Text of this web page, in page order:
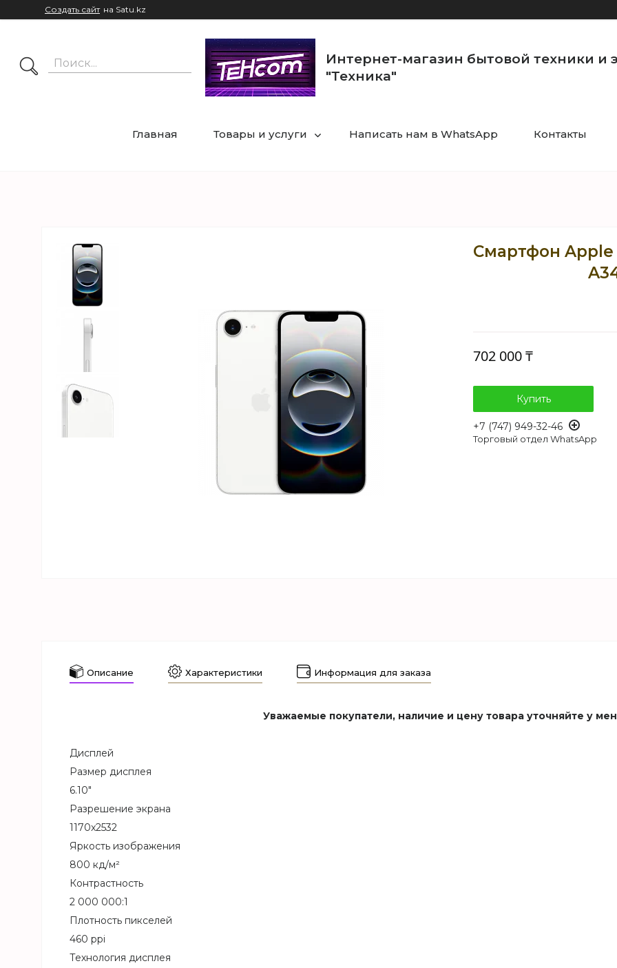
Создать сайт на Satu.kz
Интернет-магазин бытовой техники и
"Техника"
Главная Товары и услуги Написать нам в WhatsApp Контакты
Смартфон Apple
702 000 ₸
Купить
+7 (747) 949-32-46
Торговый отдел WhatsApp
Описание Характеристики Информация для заказа
Уважаемые покупатели, наличие и цену товара уточняйте у
Дисплей
Размер дисплея
6.10"
Разрешение экрана
1170x2532
Яркость изображения
800 кд/м²
Контрастность
2 000 000:1
Плотность пикселей
460 ppi
Технология дисплея